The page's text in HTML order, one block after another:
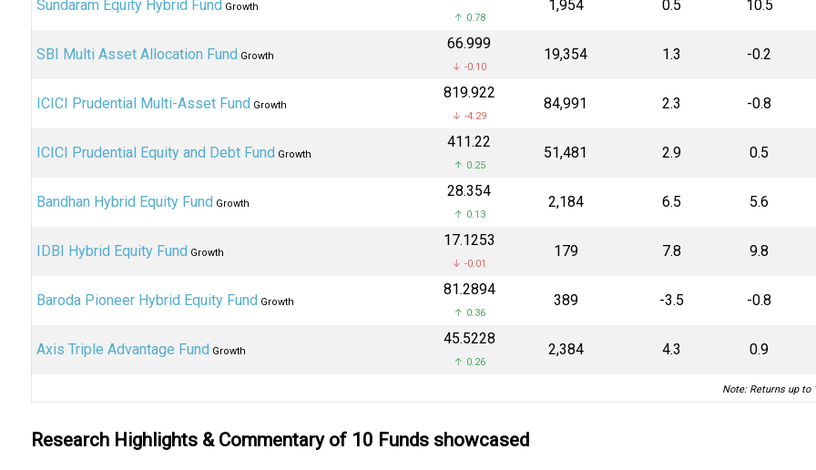
Sundaram Equity Hybrid Fund Growth
↑ 0.78
₹1,954 0.5 10.5
SBI Multi Asset Allocation Fund Growth
₹66.999
↓ -0.10
₹19,354 1.3 -0.2
ICICI Prudential Multi-Asset Fund Growth
₹819.922
↓ -4.29
₹84,991 2.3 -0.8
ICICI Prudential Equity and Debt Fund Growth
₹411.22
↑ 0.25
₹51,481 2.9 0.5
Bandhan Hybrid Equity Fund Growth
₹28.354
↑ 0.13
₹2,184 6.5 5.6
IDBI Hybrid Equity Fund Growth
₹17.1253
↓ -0.01
₹179 7.8 9.8
Baroda Pioneer Hybrid Equity Fund Growth
₹81.2894
↑ 0.36
₹389 -3.5 -0.8
Axis Triple Advantage Fund Growth
₹45.5228
↑ 0.26
₹2,384 4.3 0.9
Note: Returns up to
Research Highlights & Commentary of 10 Funds showcased